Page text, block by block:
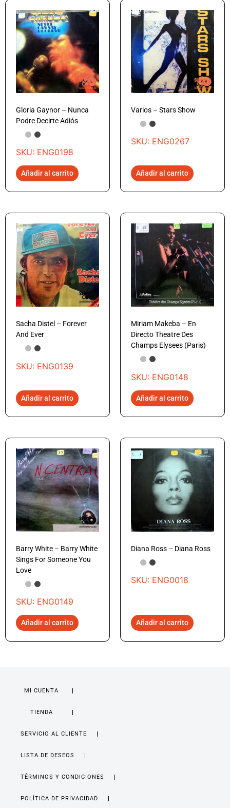
Gloria Gaynor – Nunca
Podre Decirte Adiós
SKU: ENG0198
Añadir al carrito
Varios – Stars Show
SKU: ENG0267
Añadir al carrito
Sacha Distel – Forever
And Ever
SKU: ENG0139
Añadir al carrito
Miriam Makeba – En
Directo Theatre Des
Champs Elysees (Paris)
SKU: ENG0148
Añadir al carrito
Barry White – Barry White
Sings For Someone You
Love
SKU: ENG0149
Añadir al carrito
Diana Ross – Diana Ross
SKU: ENG0018
Añadir al carrito
MI CUENTA
TIENDA
SERVICIO AL CLIENTE
LISTA DE DESEOS
TÉRMINOS Y CONDICIONES
POLÍTICA DE PRIVACIDAD